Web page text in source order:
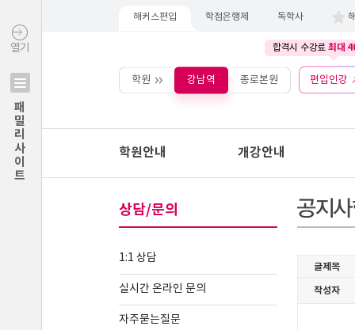
열기
패밀리사이트
해커스편입 학점은행제 독학사
합격시 수강료 최대
학원 강남역 종로본원 편입인강
학원안내 개강안내
상담/문의
1:1 상담
실시간 온라인 문의
자주묻는질문